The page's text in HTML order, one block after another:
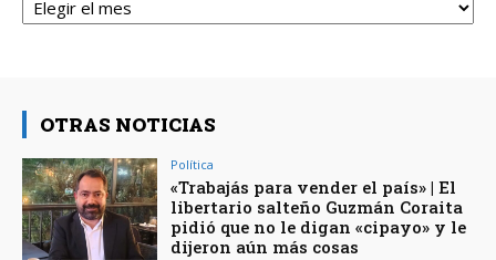
OTRAS NOTICIAS
Política
«Trabajás para vender el país» | El
libertario salteño Guzmán Coraita
pidió que no le digan «cipayo» y le
dijeron aún más cosas